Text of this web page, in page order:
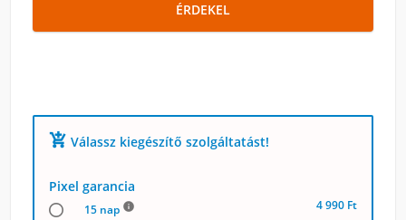
ÉRDEKEL
add_shopping_cart Válassz kiegészítő szolgáltatást!
Pixel garancia
15 nap info
4 990 Ft